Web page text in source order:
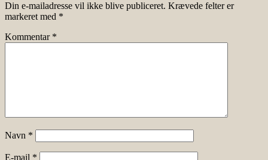
Din e-mailadresse vil ikke blive publiceret. Krævede felter er
markeret med *
Kommentar *
Navn *
E-mail *